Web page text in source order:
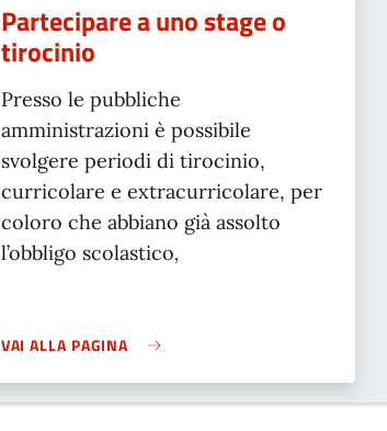
Partecipare a uno stage o
tirocinio
Presso le pubbliche
amministrazioni è possibile
svolgere periodi di tirocinio,
curricolare e extracurricolare, per
coloro che abbiano già assolto
l’obbligo scolastico,
VAI ALLA PAGINA